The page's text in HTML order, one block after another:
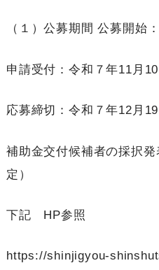
（１）公募期間 公募開始
申請受付：令和７年11月10
応募締切：令和７年12月
補助金交付候補者の採択
定）
下記 HP参照
https://shinjigyou-